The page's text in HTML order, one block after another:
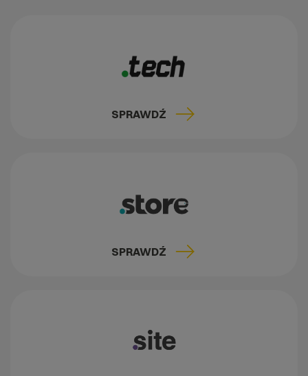
SPRAWDŹ
SPRAWDŹ